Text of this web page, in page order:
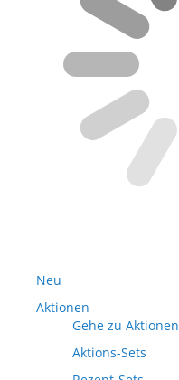
Neu
Aktionen
Gehe zu Aktionen
Aktions-Sets